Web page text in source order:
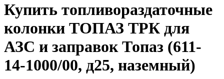
Купить топливораздаточные
колонки ТОПАЗ ТРК для
АЗС и заправок Топаз (611-
14-1000/00, д25, наземный)